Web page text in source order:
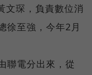
文琛，負責數位消
徐至強，今年2月
聯電分出來，從